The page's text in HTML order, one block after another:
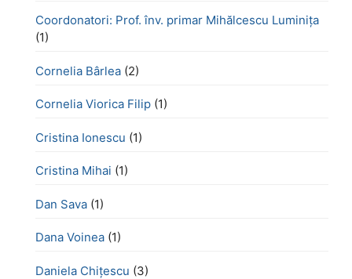
Coordonatori: Prof. înv. primar Mihălcescu Luminița
(1)
Cornelia Bârlea (2)
Cornelia Viorica Filip (1)
Cristina Ionescu (1)
Cristina Mihai (1)
Dan Sava (1)
Dana Voinea (1)
Daniela Chițescu (3)